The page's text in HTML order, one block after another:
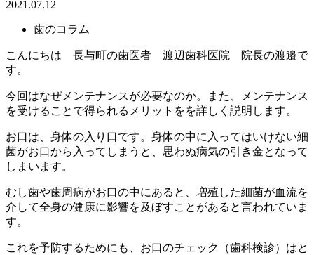
2021.07.12
歯のコラム
こんにちは 長与町の歯医者 渡辺歯科医院 院長の渡邉で
す。
今回はなぜメンテナンスが必要なのか。また、メンテナンス
を受けることで得られるメリットをを詳しく説明します。
お口は、身体の入り口です。身体の中に入ってはいけない細
菌がお口から入ってしまうと、思わぬ病気の引き金となって
しまいます。
むし歯や歯周病がお口の中にあると、増殖した細菌が血流を
介して全身の健康に影響を及ぼすことがあると言われていま
す。
これを予防するためにも、お口のチェック（歯科検診）はと